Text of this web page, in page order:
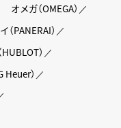
オメガ（OMEGA）
（PANERAI）
）
Heuer）